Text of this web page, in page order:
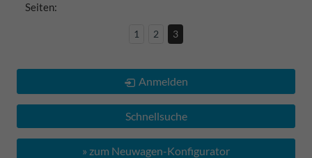
Seiten:
1 2 3
Anmelden
Schnellsuche
» zum Neuwagen-Konfigurator